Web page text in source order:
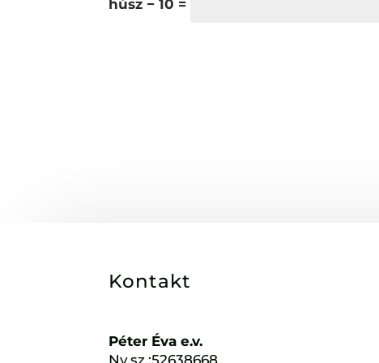
húsz − 10 =
Kontakt
Péter Éva e.v.
Ny.sz.:52638668